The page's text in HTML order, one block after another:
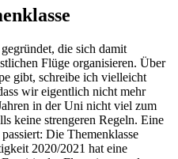
die sich damit
Flüge organisieren. Über
gibt, schreibe ich vielleicht
wir eigentlich nicht mehr
in der Uni nicht viel zum
keine strengeren Regeln. Eine
Die Themenklasse
2020/2021 hat eine